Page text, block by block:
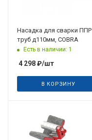
Насадка для сварки ППР
труб д110мм, COBRA
Есть в наличии: 1
4 298₽/шт
В КОРЗИНУ